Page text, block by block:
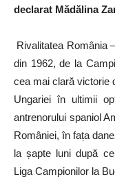
declarat Mădălina
Rivalitatea România
din 1962, de la
cea mai clară victorie
Ungariei în ultimii
antrenorului spaniol
României, în fața
la șapte luni după
Liga Campionilor la